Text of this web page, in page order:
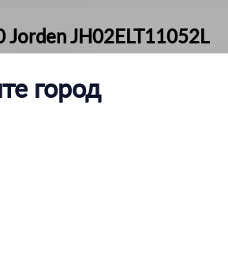
город
JH02ELT11052L